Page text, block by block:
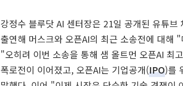
강정수 블루닷 AI 센터장은 21일 공개된 유튜
출연해 머스크와 오픈AI의 최근 소송전에 대해
"오히려 이번 소송을 통해 샘 올트먼 오픈AI 최
폭로전이 이어졌고, 오픈AI는 기업공개(IPO)를